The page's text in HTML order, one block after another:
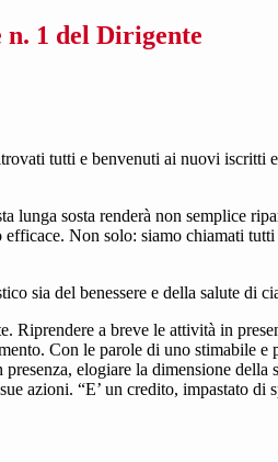
n. 1 del Dirigente
tutti e benvenuti ai nuovi iscritti
lunga sosta renderà non semplice
Non solo: siamo chiamati tutti
sia del benessere e della salute di
Riprendere a breve le attività in
Con le parole di uno stimabile e
elogiare la dimensione della
azioni. “E’ un credito, impastato di